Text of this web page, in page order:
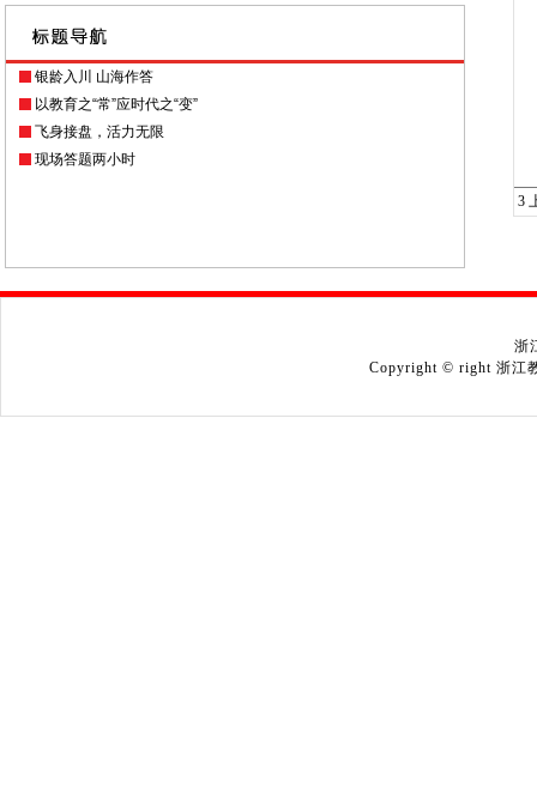
银龄入川 山海作答
以教育之“常”应时代之“变”
飞身接盘，活力无限
现场答题两小时
3
浙
Copyright © right 浙江